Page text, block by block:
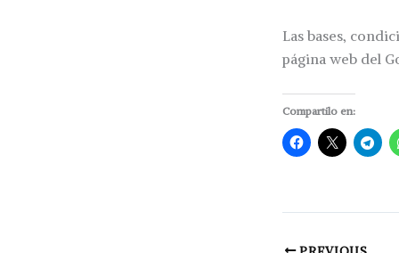
Las bases,
página web del
Compartilo en: